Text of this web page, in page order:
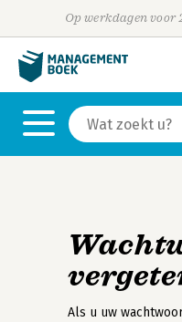
Op werkdagen voor
Als u uw